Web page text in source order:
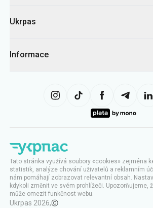
Ukrpas
Informace
Tato stránka využívá soubory «cookies» zejména
statistik, analýze chování uživatelů a reklamním
nám pomáhají zobrazovat relevantní obsah.
kdykoli změnit ve svém prohlížeči. Upozorňujeme,
může omezit funkčnost webu.
Ukrpas 2026,